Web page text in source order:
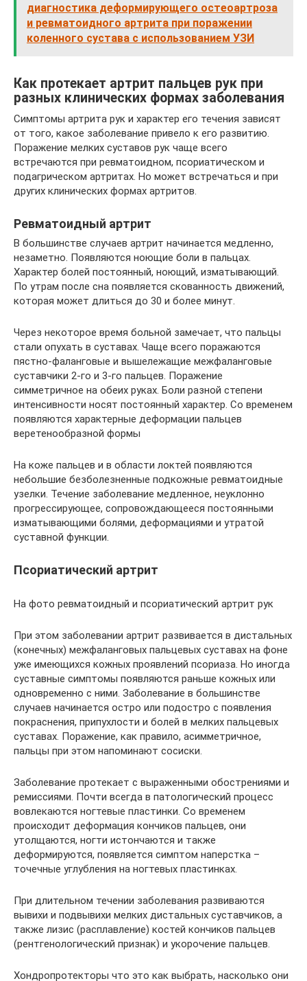
диагностика деформирующего остеоартроза
и ревматоидного артрита при поражении
коленного сустава с использованием УЗИ
Как протекает артрит пальцев рук при
разных клинических формах заболевания
Симптомы артрита рук и характер его течения зависят
от того, какое заболевание привело к его развитию.
Поражение мелких суставов рук чаще всего
встречаются при ревматоидном, псориатическом и
подагрическом артритах. Но может встречаться и при
других клинических формах артритов.
Ревматоидный артрит
В большинстве случаев артрит начинается медленно,
незаметно. Появляются ноющие боли в пальцах.
Характер болей постоянный, ноющий, изматывающий.
По утрам после сна появляется скованность движений,
которая может длиться до 30 и более минут.
Через некоторое время больной замечает, что пальцы
стали опухать в суставах. Чаще всего поражаются
пястно-фаланговые и вышележащие межфаланговые
суставчики 2-го и 3-го пальцев. Поражение
симметричное на обеих руках. Боли разной степени
интенсивности носят постоянный характер. Со временем
появляются характерные деформации пальцев
веретенообразной формы
На коже пальцев и в области локтей появляются
небольшие безболезненные подкожные ревматоидные
узелки. Течение заболевание медленное, неуклонно
прогрессирующее, сопровождающееся постоянными
изматывающими болями, деформациями и утратой
суставной функции.
Псориатический артрит
На фото ревматоидный и псориатический артрит рук
При этом заболевании артрит развивается в дистальных
(конечных) межфаланговых пальцевых суставах на фоне
уже имеющихся кожных проявлений псориаза. Но иногда
суставные симптомы появляются раньше кожных или
одновременно с ними. Заболевание в большинстве
случаев начинается остро или подостро с появления
покраснения, припухлости и болей в мелких пальцевых
суставах. Поражение, как правило, асимметричное,
пальцы при этом напоминают сосиски.
Заболевание протекает с выраженными обострениями и
ремиссиями. Почти всегда в патологический процесс
вовлекаются ногтевые пластинки. Со временем
происходит деформация кончиков пальцев, они
утолщаются, ногти истончаются и также
деформируются, появляется симптом наперстка –
точечные углубления на ногтевых пластинках.
При длительном течении заболевания развиваются
вывихи и подвывихи мелких дистальных суставчиков, а
также лизис (расплавление) костей кончиков пальцев
(рентгенологический признак) и укорочение пальцев.
Хондропротекторы что это как выбрать, насколько они